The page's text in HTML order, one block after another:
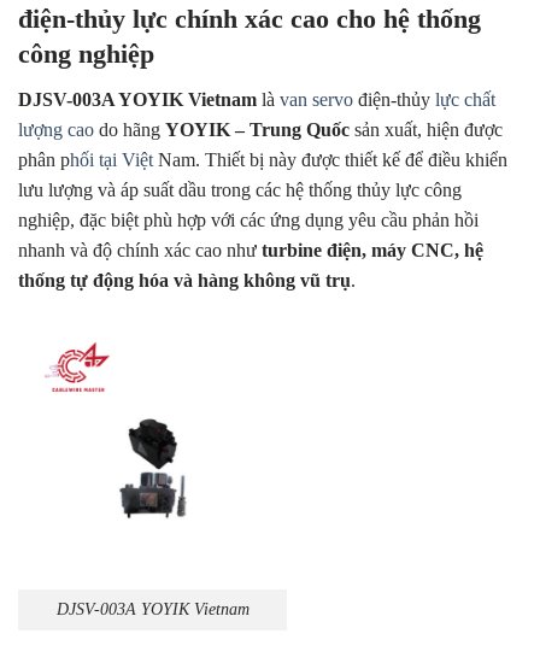
điện-thủy lực chính xác cao cho hệ thống
công nghiệp
DJSV-003A YOYIK Vietnam là van servo điện-thủy lực chất
lượng cao do hãng YOYIK – Trung Quốc sản xuất, hiện được
phân phối tại Việt Nam. Thiết bị này được thiết kế để điều khiển
lưu lượng và áp suất dầu trong các hệ thống thủy lực công
nghiệp, đặc biệt phù hợp với các ứng dụng yêu cầu phản hồi
nhanh và độ chính xác cao như turbine điện, máy CNC, hệ
thống tự động hóa và hàng không vũ trụ.
DJSV-003A YOYIK Vietnam